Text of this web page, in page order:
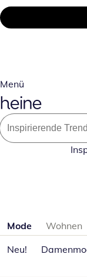
Menü
Mode Wohnen
Neu!